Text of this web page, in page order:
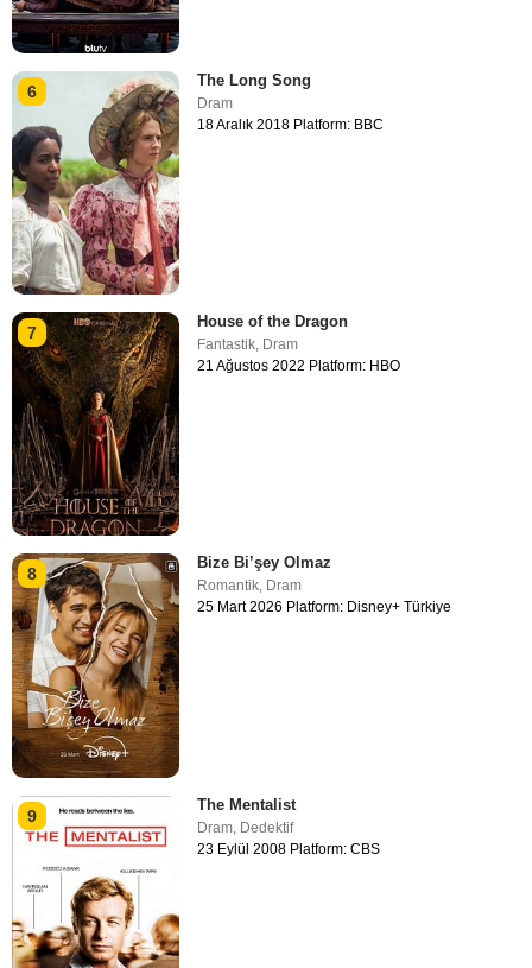
6
The Long Song
Dram
18 Aralık 2018 Platform: BBC
7
House of the Dragon
Fantastik, Dram
21 Ağustos 2022 Platform: HBO
8
Bize Bi’şey Olmaz
Romantik, Dram
25 Mart 2026 Platform: Disney+ Türkiye
9
The Mentalist
Dram Dedektif
23 Eylül 2008 Platform: CBS